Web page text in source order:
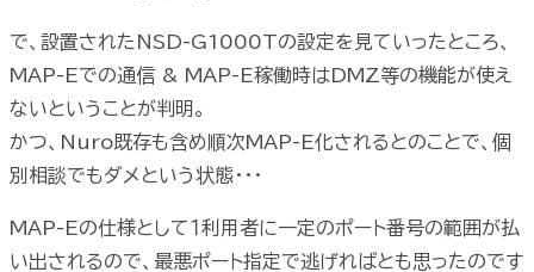
で、設置されたNSD-G1000Tの設定を見ていったところ、
MAP-Eでの通信 & MAP-E稼働時はDMZ等の機能が使え
ないということが判明。
かつ、Nuro既存も含め順次MAP-E化されるとのことで、個
別相談でもダメという状態・・・
MAP-Eの仕様として１利用者に一定のポート番号の範囲が払
い出されるので、最悪ポート指定で逃げればとも思ったのです